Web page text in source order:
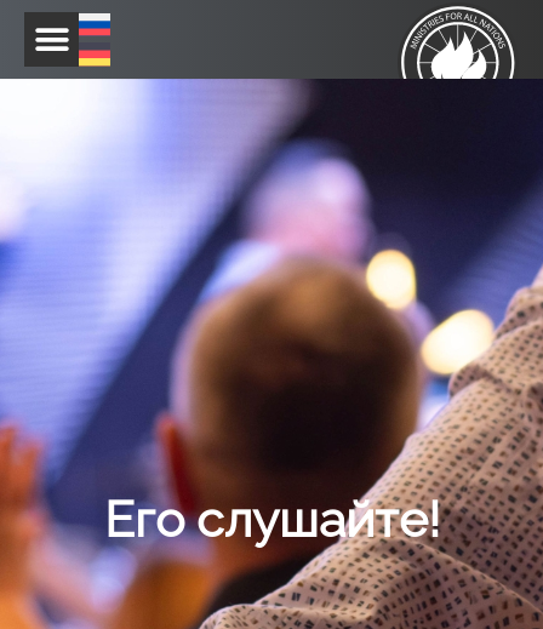
Перейти
содержимому
Его слушайте!